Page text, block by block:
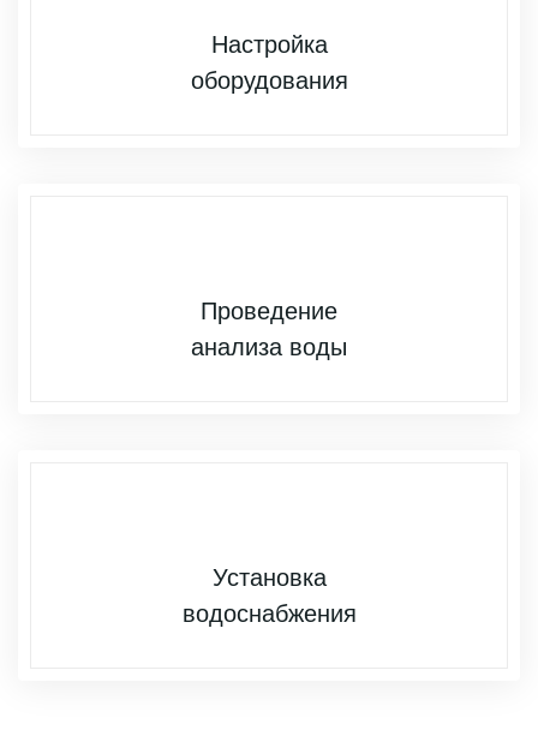
Настройка
оборудования
Проведение
анализа воды
Установка
водоснабжения